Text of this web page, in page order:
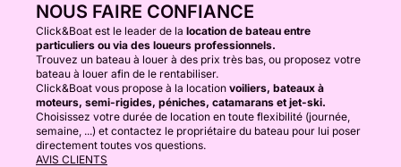
NOUS FAIRE CONFIANCE
Click&Boat est le leader de la location de bateau entre
particuliers ou via des loueurs professionnels.
Trouvez un bateau à louer à des prix très bas, ou proposez votre
bateau à louer afin de le rentabiliser.
Click&Boat vous propose à la location voiliers, bateaux à
moteurs, semi-rigides, péniches, catamarans et jet-ski.
Choisissez votre durée de location en toute flexibilité (journée,
semaine, ...) et contactez le propriétaire du bateau pour lui poser
directement toutes vos questions.
AVIS CLIENTS